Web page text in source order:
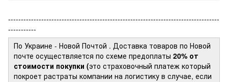
-----------------------------------------------------------------------------------
-----------
По Украине - Новой Почтой . Доставка товаров по Новой
почте осуществляется по схеме предоплаты 20% от
стоимости покупки (это страховочный платеж который
покроет растраты компании на логистику в случае, если